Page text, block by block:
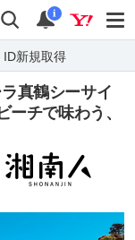
検索 通知
i
ID新規取得
真鶴シーサイ
ーチで味わう、